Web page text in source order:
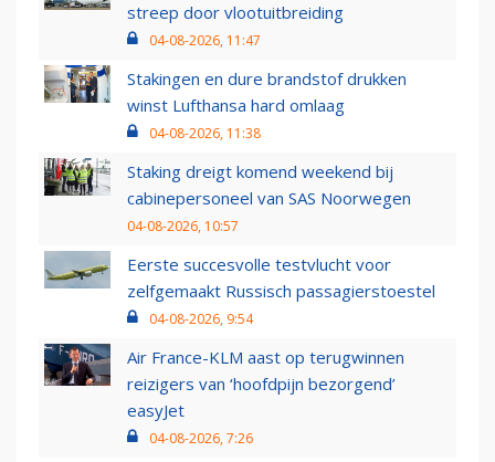
streep door vlootuitbreiding
04-08-2026, 11:47
Stakingen en dure brandstof drukken
winst Lufthansa hard omlaag
04-08-2026, 11:38
Staking dreigt komend weekend bij
cabinepersoneel van SAS Noorwegen
04-08-2026, 10:57
Eerste succesvolle testvlucht voor
zelfgemaakt Russisch passagierstoestel
04-08-2026, 9:54
Air France-KLM aast op terugwinnen
reizigers van ‘hoofdpijn bezorgend’
easyJet
04-08-2026, 7:26